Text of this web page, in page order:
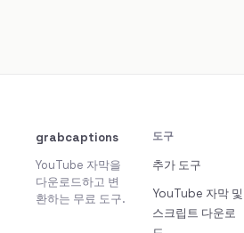
grabcaptions
YouTube 자막을
다운로드하고 변
환하는 무료 도구.
도구
추가 도구
YouTube 자막 및
스크립트 다운로